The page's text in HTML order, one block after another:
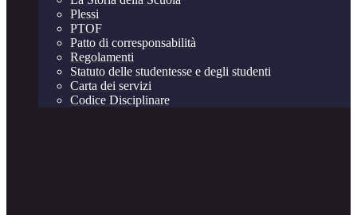
Plessi
PTOF
Patto di corresponsabilità
Regolamenti
Statuto delle studentesse e degli studenti
Carta dei servizi
Codice Disciplinare